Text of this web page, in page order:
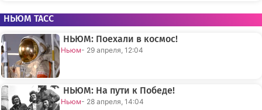
НЬЮМ ТАСС
НЬЮМ: Поехали в космос!
Ньюм- 29 апреля, 12:04
НЬЮМ: На пути к Победе!
Ньюм- 28 апреля, 14:04